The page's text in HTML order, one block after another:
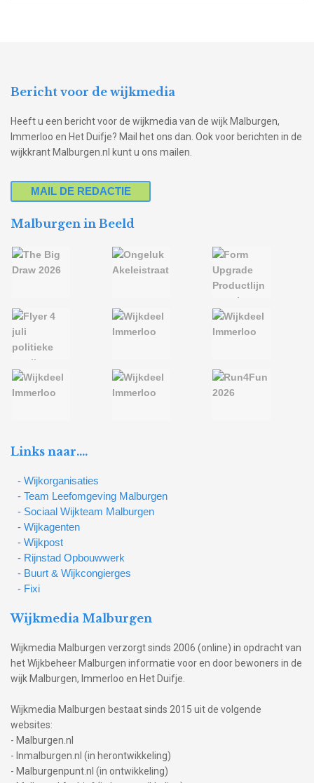
Bericht voor de wijkmedia
Heeft u een bericht voor de wijkmedia van de wijk Malburgen,
Immerloo en Het Duifje? Mail het ons dan. Ook voor berichten in de
wijkkrant Malburgen.nl kunt u ons mailen.
MAIL DE REDACTIE
Malburgen in Beeld
Links naar….
- Wijkorganisaties
- Team Leefomgeving Malburgen
- Sociaal Wijkteam Malburgen
- Wijkagenten
- Wijkpost
- Rijnstad Opbouwwerk
- Buurt & Wijkcongierges
- Fixi
Wijkmedia Malburgen
Wijkmedia Malburgen verzorgt sinds 2006 (online) in opdracht van
het Wijkbeheer Malburgen informatie voor en door bewoners in de
wijk Malburgen, Immerloo en Het Duifje.
Wijkmedia Malburgen bestaat sinds 2015 uit de volgende
websites:
- Malburgen.nl
- Inmalburgen.nl (in herontwikkeling)
- Malburgenpunt.nl (in ontwikkeling)